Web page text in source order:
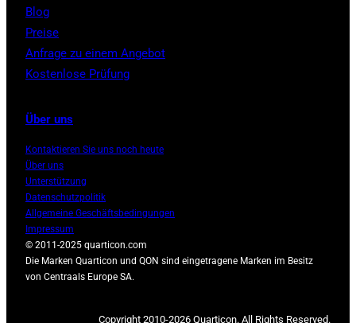
Blog
Preise
Anfrage zu einem Angebot
Kostenlose Prüfung
Über uns
Kontaktieren Sie uns noch heute
Über uns
Unterstützung
Datenschutzpolitik
Allgemeine Geschäftsbedingungen
Impressum
© 2011-2025 quarticon.com
Die Marken Quarticon und QON sind eingetragene Marken im Besitz
von Centraals Europe SA.
Copyright 2010-2026 Quarticon. All Rights Reserved.